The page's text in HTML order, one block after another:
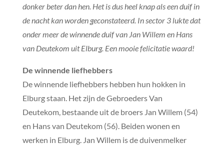
donker beter dan hen. Het is dus heel knap als een duif in
de nacht kan worden geconstateerd. In sector 3 lukte dat
onder meer de winnende duif van Jan Willem en Hans
van Deutekom uit Elburg. Een mooie felicitatie waard!
De winnende liefhebbers
De winnende liefhebbers hebben hun hokken in
Elburg staan. Het zijn de Gebroeders Van
Deutekom, bestaande uit de broers Jan Willem (54)
en Hans van Deutekom (56). Beiden wonen en
werken in Elburg. Jan Willem is de duivenmelker